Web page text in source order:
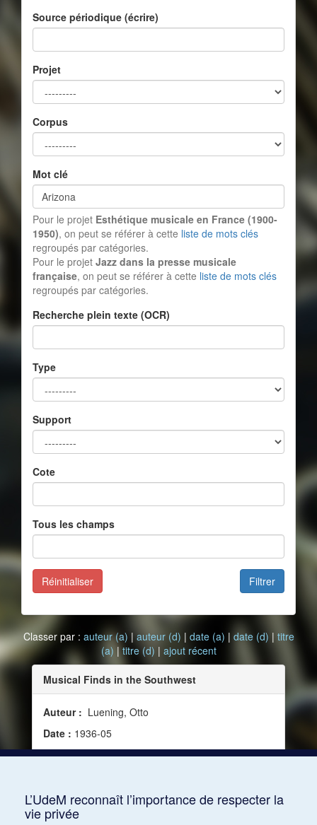
Source périodique (écrire)
Projet
Corpus
Mot clé
Pour le projet Esthétique musicale en France (1900-
1950), on peut se référer à cette liste de mots clés
regroupés par catégories.
Pour le projet Jazz dans la presse musicale
française, on peut se référer à cette liste de mots clés
regroupés par catégories.
Recherche plein texte (OCR)
Type
Support
Cote
Tous les champs
Filtrer
Réinitialiser
Classer par : auteur (a) | auteur (d) | date (a) | date (d) | titre
(a) | titre (d) | ajout récent
Musical Finds in the Southwest
Auteur : Luening, Otto
Date : 1936-05
Source :Modern Music, vol. 13, no 4 (mai 1936)
L’UdeM reconnaît l’importance de respecter la
vie privée